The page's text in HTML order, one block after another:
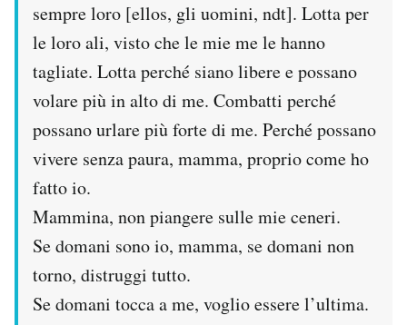
sempre loro [ellos, gli uomini, ndt]. Lotta per
le loro ali, visto che le mie me le hanno
tagliate. Lotta perché siano libere e possano
volare più in alto di me. Combatti perché
possano urlare più forte di me. Perché possano
vivere senza paura, mamma, proprio come ho
fatto io.
Mammina, non piangere sulle mie ceneri.
Se domani sono io, mamma, se domani non
torno, distruggi tutto.
Se domani tocca a me, voglio essere l’ultima.